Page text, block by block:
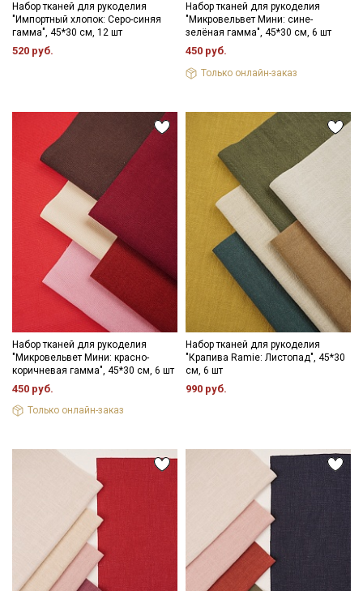
Набор тканей для рукоделия
"Импортный хлопок: Серо-синяя
гамма", 45*30 см, 12 шт
520 руб.
Набор тканей для рукоделия
"Микровельвет Мини: сине-
зелёная гамма", 45*30 см, 6 шт
450 руб.
Только онлайн-заказ
Набор тканей для рукоделия
"Микровельвет Мини: красно-
коричневая гамма", 45*30 см, 6 шт
450 руб.
Только онлайн-заказ
Набор тканей для рукоделия
"Крапива Ramie: Листопад", 45*30
см, 6 шт
990 руб.